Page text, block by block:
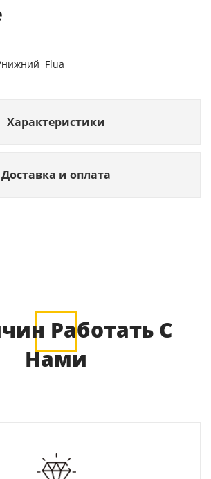
Flua
Характеристики
Доставка и оплата
Работать С
Нами